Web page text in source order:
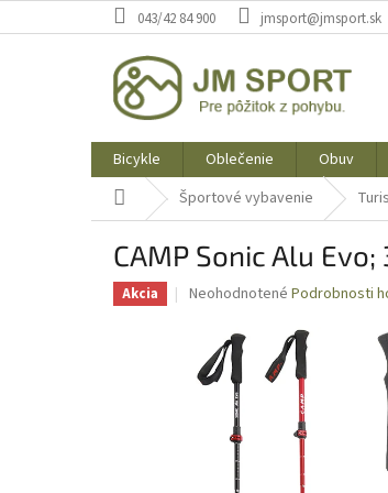
na
043/42 84 900 jmsport@jmsport.sk
Bicykle Oblečenie Obuv
DomovŠportové vybavenie
CAMP Sonic Alu Evo;
Akcia
Priemerné
produktu
0,0
hviezdičiek.
Neohodnotené Podrobnosti